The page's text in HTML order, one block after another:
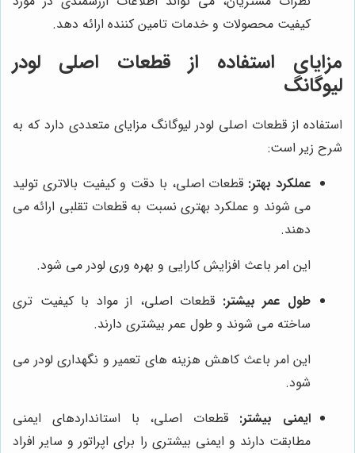
کیفیت محصولات و خدمات تامین کننده ارائه دهد.
مزایای استفاده از قطعات اصلی لودر
لیوگانگ
استفاده از قطعات اصلی لودر لیوگانگ مزایای متعددی دارد که به
شرح زیر است:
عملکرد بهتر: قطعات اصلی، با دقت و کیفیت بالاتری تولید
می شوند و عملکرد بهتری نسبت به قطعات تقلبی ارائه می
دهند.
این امر باعث افزایش کارایی و بهره وری لودر می شود.
طول عمر بیشتر: قطعات اصلی، از مواد با کیفیت تری
ساخته می شوند و طول عمر بیشتری دارند.
این امر باعث کاهش هزینه های تعمیر و نگهداری لودر می
شود.
ایمنی بیشتر: قطعات اصلی، با استانداردهای ایمنی
مطابقت دارند و ایمنی بیشتری را برای اپراتور و سایر افراد